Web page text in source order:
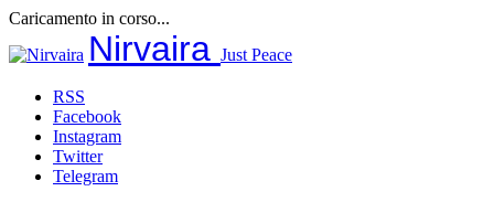
Caricamento in corso...
al
Nirvaira Just Peace
RSS
Facebook
Instagram
Twitter
Telegram